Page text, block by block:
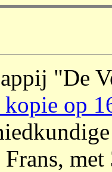
"De
op
Frans,